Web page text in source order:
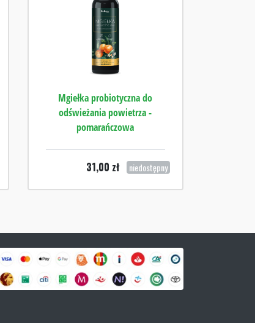
Mgiełka probiotyczna do
odświeżania powietrza -
pomarańczowa
31,00 zł niedostępny